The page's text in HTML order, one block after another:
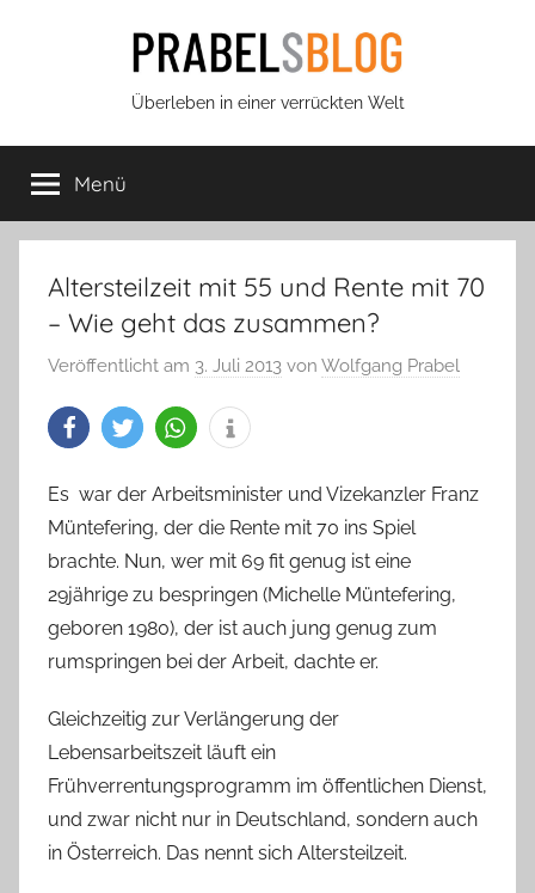
Prabels
Blog
Überleben in einer verrückten Welt
Menü
Altersteilzeit mit 55 und Rente mit 70
– Wie geht das zusammen?
Veröffentlicht am 3. Juli 2013 von Wolfgang Prabel
Es war der Arbeitsminister und Vizekanzler Franz
Müntefering, der die Rente mit 70 ins Spiel
brachte. Nun, wer mit 69 fit genug ist eine
29jährige zu bespringen (Michelle Müntefering,
geboren 1980), der ist auch jung genug zum
rumspringen bei der Arbeit, dachte er.
Gleichzeitig zur Verlängerung der
Lebensarbeitszeit läuft ein
Frühverrentungsprogramm im öffentlichen Dienst,
und zwar nicht nur in Deutschland, sondern auch
in Österreich. Das nennt sich Altersteilzeit.